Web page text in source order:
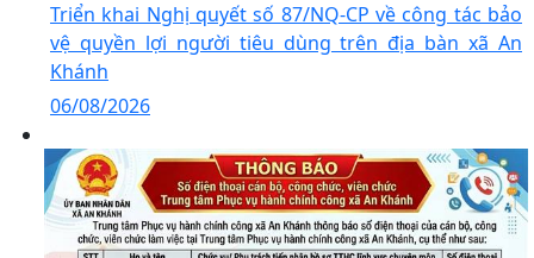
Triển khai Nghị quyết số 87/NQ-CP về công tác bảo
vệ quyền lợi người tiêu dùng trên địa bàn xã An
Khánh
06/08/2026